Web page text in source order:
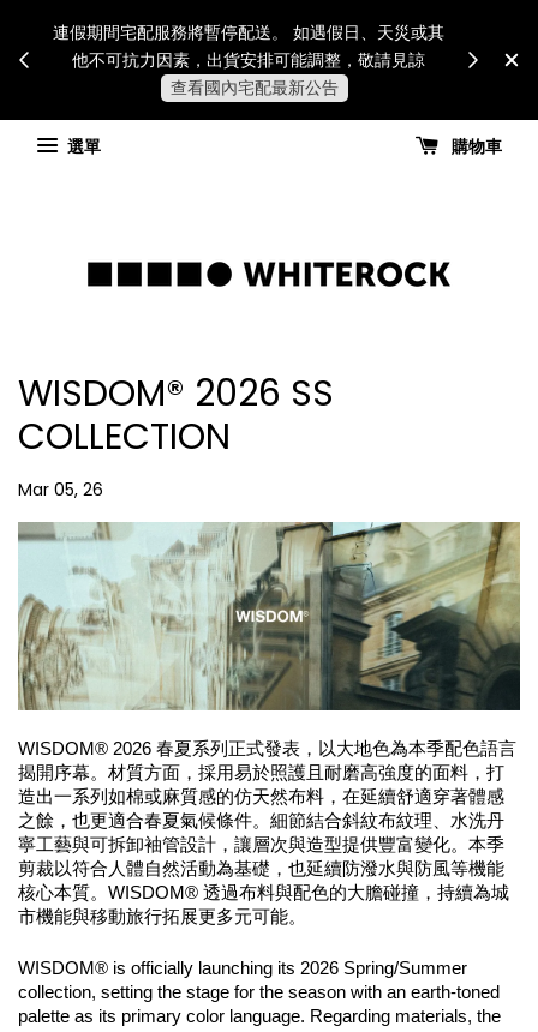
連假期間宅配服務將暫停配送。 如遇假日、天災或其
他不可抗力因素，出貨安排可能調整，敬請見諒
查看國內宅配最新公告
for all
國
選單
購物車
WISDOM® 2026 SS
COLLECTION
Mar 05, 26
WISDOM® 2026 春夏系列正式發表，以大地色為本季配色語言
揭開序幕。材質方面，採用易於照護且耐磨高強度的面料，打
造出一系列如棉或麻質感的仿天然布料，在延續舒適穿著體感
之餘，也更適合春夏氣候條件。細節結合斜紋布紋理、水洗丹
寧工藝與可拆卸袖管設計，讓層次與造型提供豐富變化。本季
剪裁以符合人體自然活動為基礎，也延續防潑水與防風等機能
核心本質。WISDOM® 透過布料與配色的大膽碰撞，持續為城
市機能與移動旅行拓展更多元可能。
WISDOM® is officially launching its 2026 Spring/Summer
collection, setting the stage for the season with an earth-toned
palette as its primary color language. Regarding materials, the